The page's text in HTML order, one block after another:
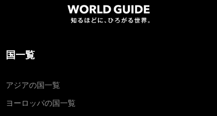
国一覧
アジアの国一覧
ヨーロッパの国一覧